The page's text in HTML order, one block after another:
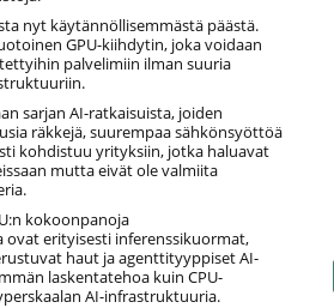
nyt käytännöllisemmästä päästä.
GPU-kiihdytin, joka voidaan
palvelimiin ilman suuria
sarjan AI-ratkaisuista, joiden
räkkejä, suurempaa sähkönsyöttöä
kohdistuu yrityksiin, jotka haluavat
mutta eivät ole valmiita
kokoonpanoja
ovat erityisesti inferenssikuormat,
haut ja agenttityyppiset AI-
laskentatehoa kuin CPU-
AI-infrastruktuuria.